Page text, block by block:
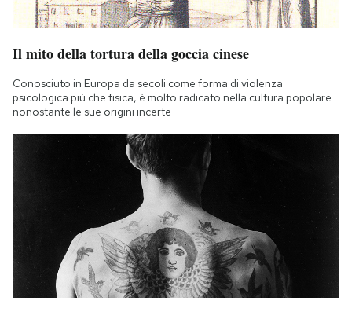
Il mito della tortura della goccia cinese
Conosciuto in Europa da secoli come forma di violenza
psicologica più che fisica, è molto radicato nella cultura popolare
nonostante le sue origini incerte